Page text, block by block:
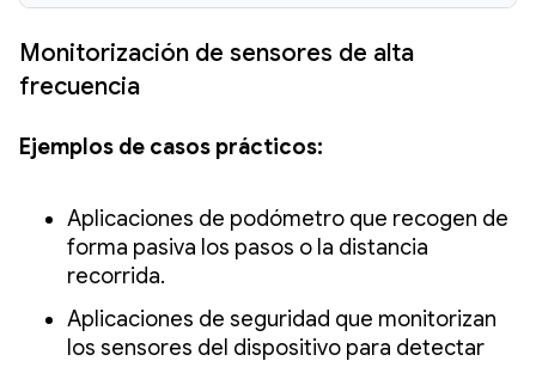
Monitorización de sensores de alta
frecuencia
Ejemplos de casos prácticos:
Aplicaciones de podómetro que recogen de
forma pasiva los pasos o la distancia
recorrida.
Aplicaciones de seguridad que monitorizan
los sensores del dispositivo para detectar